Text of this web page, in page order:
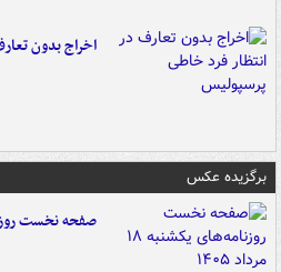
اخراج بدون
برگزیده عکس
صفحه نخست